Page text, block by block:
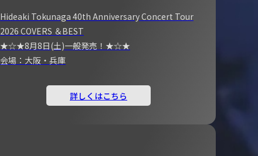
Hideaki Tokunaga 40th Anniversary Concert Tour
2026 COVERS ＆BEST
★☆★8月8日(土)一般発売！★☆★
会場：大阪・兵庫
詳しくはこちら